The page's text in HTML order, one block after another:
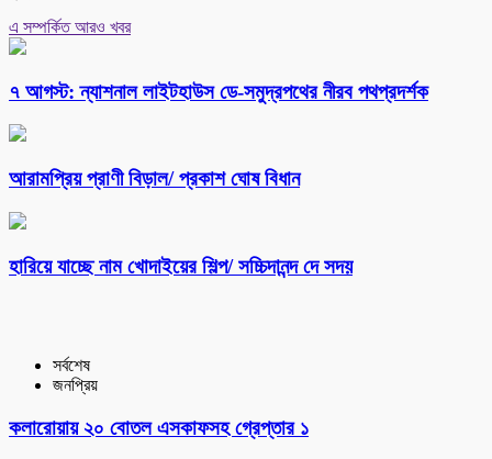
এ সম্পর্কিত আরও খবর
৭ আগস্ট: ন্যাশনাল লাইটহাউস ডে-সমুদ্রপথের নীরব পথপ্রদর্শক
আরামপ্রিয় প্রাণী বিড়াল/ প্রকাশ ঘোষ বিধান
হারিয়ে যাচ্ছে নাম খোদাইয়ের শিল্প/ সচ্চিদানন্দ দে সদয়
সর্বশেষ
জনপ্রিয়
কলারোয়ায় ২০ বোতল এসকাফসহ গ্রেপ্তার ১